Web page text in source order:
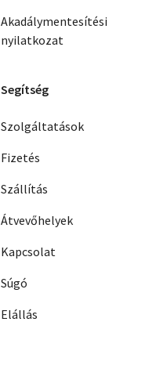
Akadálymentesítési
nyilatkozat
Segítség
Szolgáltatások
Fizetés
Szállítás
Átvevőhelyek
Kapcsolat
Súgó
Elállás